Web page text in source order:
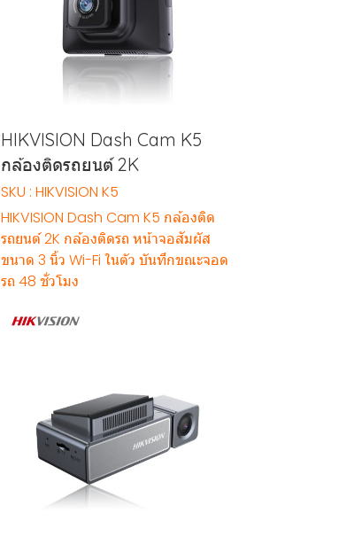
HIKVISION Dash Cam K5
กล้องติดรถยนต์ 2K
SKU : HIKVISION K5
HIKVISION Dash Cam K5 กล้องติด
รถยนต์ 2K กล้องติดรถ หน้าจอสัมผัส
ขนาด 3 นิ้ว Wi-Fi ในตัว บันทึกขณะจอด
รถ 48 ชั่วโมง